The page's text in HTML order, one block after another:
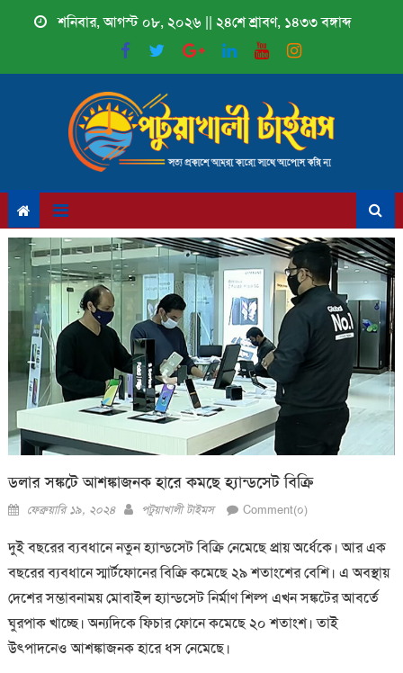
শনিবার, আগস্ট ০৮, ২০২৬ || ২৪শে শ্রাবণ, ১৪৩৩ বঙ্গাব্দ
ডলার সঙ্কটে আশঙ্কাজনক হারে কমছে হ্যান্ডসেট বিক্রি
Posted
ফেব্রুয়ারি ১৯, ২০২৪ Author
পটুয়াখালী টাইমস Comment(০)
দুই বছরের ব্যবধানে নতুন হ্যান্ডসেট বিক্রি নেমেছে প্রায় অর্ধেকে। আর এক
বছরের ব্যবধানে স্মার্টফোনের বিক্রি কমেছে ২৯ শতাংশের বেশি। এ অবস্থায়
দেশের সম্ভাবনাময় মোবাইল হ্যান্ডসেট নির্মাণ শিল্প এখন সঙ্কটের আবর্তে
ঘুরপাক খাচ্ছে। অন্যদিকে ফিচার ফোনে কমেছে ২০ শতাংশ। তাই
উৎপাদনেও আশঙ্কাজনক হারে ধস নেমেছে।